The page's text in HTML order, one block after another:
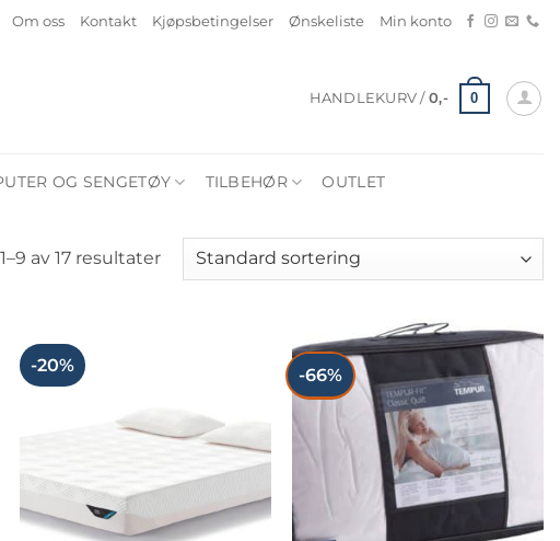
Om oss Kontakt Kjøpsbetingelser Ønskeliste Min konto
HANDLEKURV / 0,- 0
OG SENGETØY TILBEHØR OUTLET
av 17 resultater
-20% -66%